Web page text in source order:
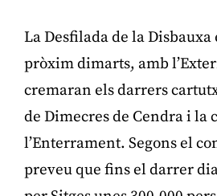
La Desfilada de la
pròxim dimarts, amb
cremaran els darrers
de Dimecres de Cendra i la
l’Enterrament. Segons el
preveu que fins el darrer